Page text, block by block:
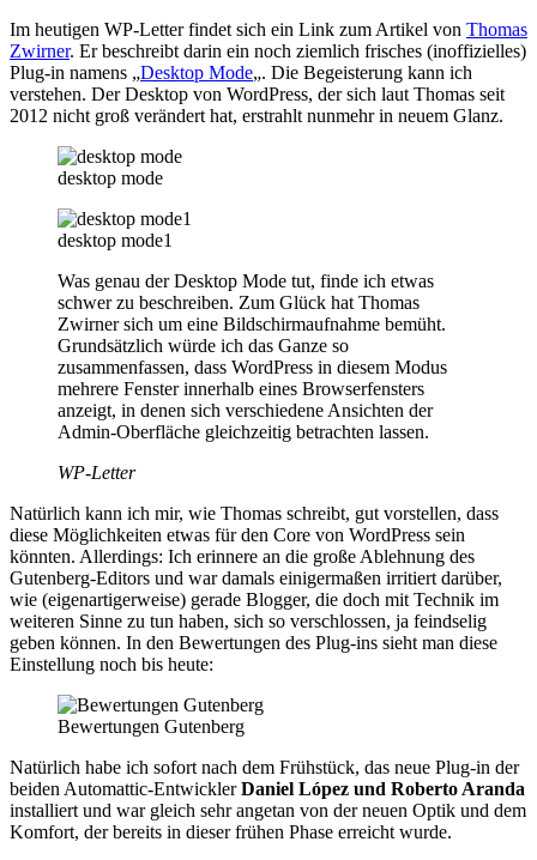
Im heutigen WP-Letter findet sich ein Link zum Artikel von Thomas
Zwirner. Er beschreibt darin ein noch ziemlich frisches (inoffizielles)
Plug-in namens „Desktop Mode„. Die Begeisterung kann ich
verstehen. Der Desktop von WordPress, der sich laut Thomas seit
2012 nicht groß verändert hat, erstrahlt nunmehr in neuem Glanz.
desktop mode
desktop mode1
Was genau der Desktop Mode tut, finde ich etwas
schwer zu beschreiben. Zum Glück hat Thomas
Zwirner sich um eine Bildschirmaufnahme bemüht.
Grundsätzlich würde ich das Ganze so
zusammenfassen, dass WordPress in diesem Modus
mehrere Fenster innerhalb eines Browserfensters
anzeigt, in denen sich verschiedene Ansichten der
Admin-Oberfläche gleichzeitig betrachten lassen.
WP-Letter
Natürlich kann ich mir, wie Thomas schreibt, gut vorstellen, dass
diese Möglichkeiten etwas für den Core von WordPress sein
könnten. Allerdings: Ich erinnere an die große Ablehnung des
Gutenberg-Editors und war damals einigermaßen irritiert darüber,
wie (eigenartigerweise) gerade Blogger, die doch mit Technik im
weiteren Sinne zu tun haben, sich so verschlossen, ja feindselig
geben können. In den Bewertungen des Plug-ins sieht man diese
Einstellung noch bis heute:
Bewertungen Gutenberg
Natürlich habe ich sofort nach dem Frühstück, das neue Plug-in der
beiden Automattic-EntwicklerDaniel López und Roberto Aranda
installiert und war gleich sehr angetan von der neuen Optik und dem
Komfort, der bereits in dieser frühen Phase erreicht wurde.